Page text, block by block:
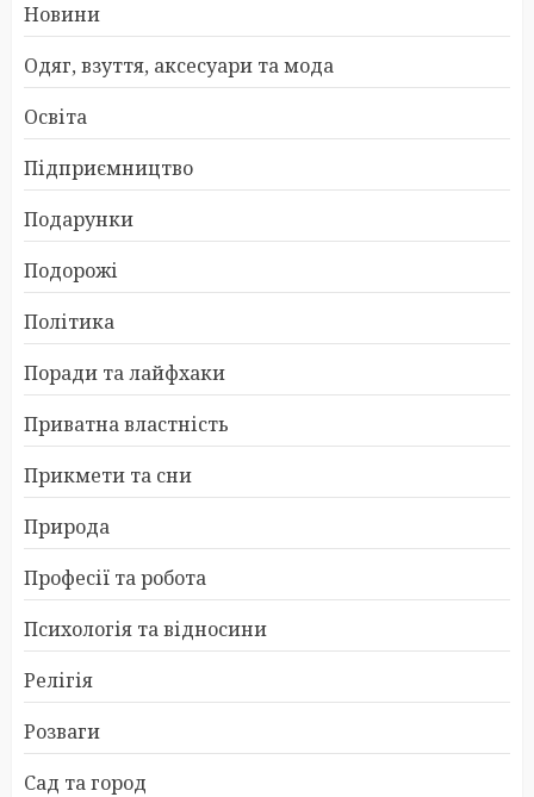
Новини
Одяг, взуття, аксесуари та мода
Освіта
Підприємництво
Подарунки
Подорожі
Політика
Поради та лайфхаки
Приватна властність
Прикмети та сни
Природа
Професії та робота
Психологія та відносини
Релігія
Розваги
Сад та город